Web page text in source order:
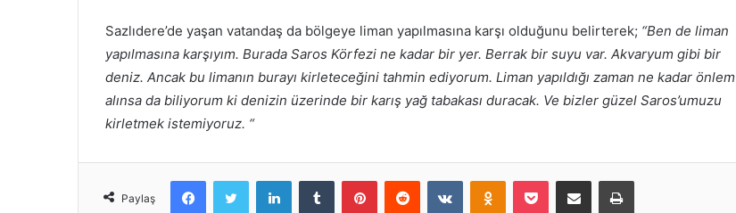
Sazlıdere’de yaşan vatandaş da bölgeye liman yapılmasına karşı olduğunu belirterek; “Ben de liman
yapılmasına karşıyım. Burada Saros Körfezi ne kadar bir yer. Berrak bir suyu var. Akvaryum gibi bir
deniz. Ancak bu limanın burayı kirleteceğini tahmin ediyorum. Liman yapıldığı zaman ne kadar önlem
alınsa da biliyorum ki denizin üzerinde bir karış yağ tabakası duracak. Ve bizler güzel Saros’umuzu
kirletmek istemiyoruz. “
Paylaş
FacebookTwitter LinkedInTumblr PinterestReddit VKontakteOdnoklassniki
Pocket E-Posta ile paylaş Yazdır